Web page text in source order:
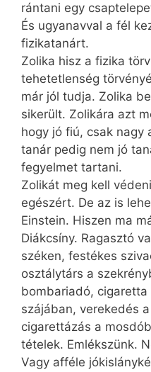
rántani egy
És ugyanavval a fél
fizikatanárt.
Zolika hisz a fizika
tehetetlenség
már jól tudja. Zolika
sikerült. Zolikára azt
hogy jó fiú, csak nagy
tanár pedig nem jó
fegyelmet tartani.
Zolikát meg kell
egészért. De az is
Einstein. Hiszen ma
Diákcsíny. Ragasztó
széken, festékes
osztálytárs a
bombariadó,
szájában, verekedés
cigarettázás a
tételek. Emlékszünk.
Vagy afféle